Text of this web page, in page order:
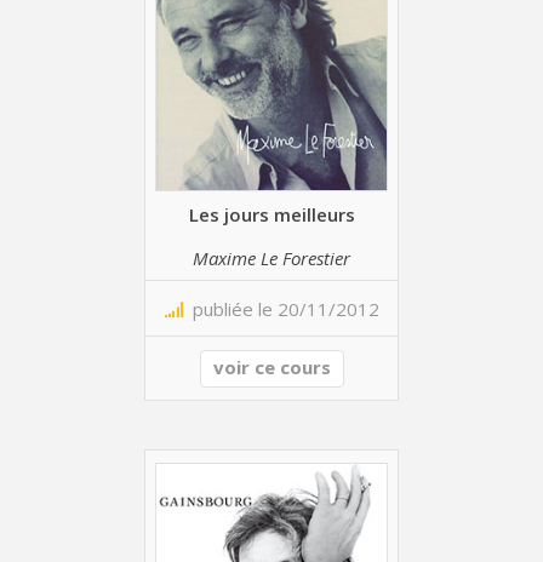
Les jours meilleurs
Maxime Le Forestier
publiée le 20/11/2012
voir ce cours